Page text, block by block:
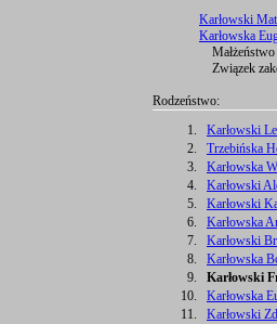
Karłowski
Karłowska
Małżeństwo
Związek
Rodzeństwo:
1.
Karłowski
2.
Trzebińska
3.
Karłowska
4.
Karłowski
5.
Karłowski
6.
Karłowska
7.
Karłowski
8.
Karłowska
9.
Karłowski
10.
Karłowska
11.
Karłowski